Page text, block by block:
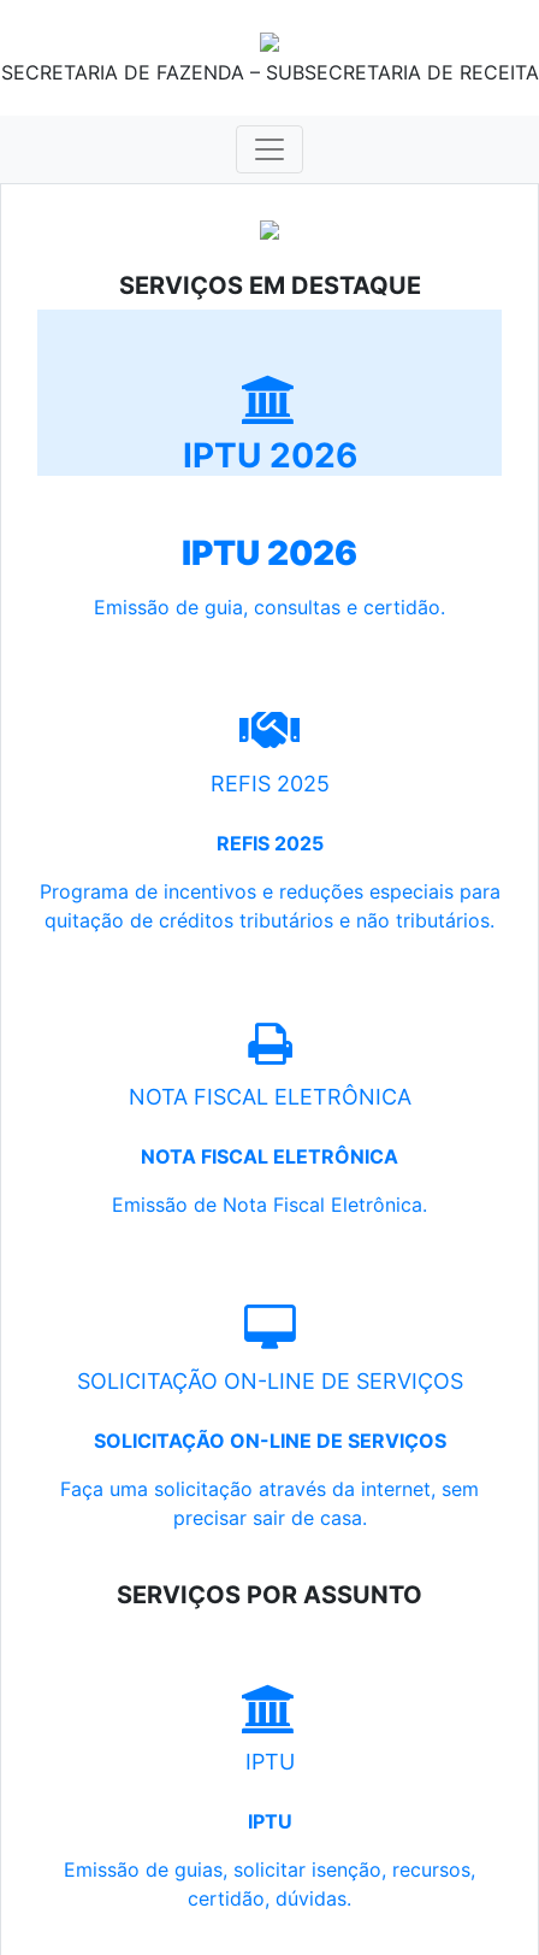
SECRETARIA DE FAZENDA – SUBSECRETARIA DE RECEITA
SERVIÇOS EM DESTAQUE
IPTU 2026
IPTU 2026
Emissão de guia, consultas e certidão.
REFIS 2025
REFIS 2025
Programa de incentivos e reduções especiais para
quitação de créditos tributários e não tributários.
NOTA FISCAL ELETRÔNICA
NOTA FISCAL ELETRÔNICA
Emissão de Nota Fiscal Eletrônica.
SOLICITAÇÃO ON-LINE DE SERVIÇOS
SOLICITAÇÃO ON-LINE DE SERVIÇOS
Faça uma solicitação através da internet, sem
precisar sair de casa.
SERVIÇOS POR ASSUNTO
IPTU
IPTU
Emissão de guias, solicitar isenção, recursos,
certidão, dúvidas.